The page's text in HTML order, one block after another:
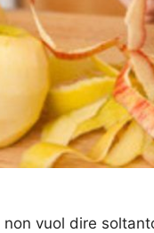
non vuol dire